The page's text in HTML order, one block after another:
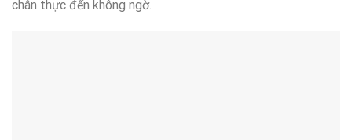
chân thực đến không ngờ.